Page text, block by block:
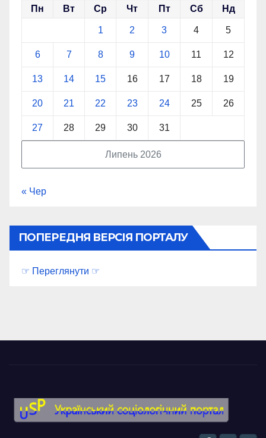
Липень 2026
Пн Вт Ср Чт Пт Сб Нд
1 2 3 4 5
6 7 8 9 10 11 12
13 14 15 16 17 18 19
20 21 22 23 24 25 26
27 28 29 30 31
« Чер
ПОПЕРЕДНЯ ВЕРСІЯ ПОРТАЛУ
☞ Переглянути ☞